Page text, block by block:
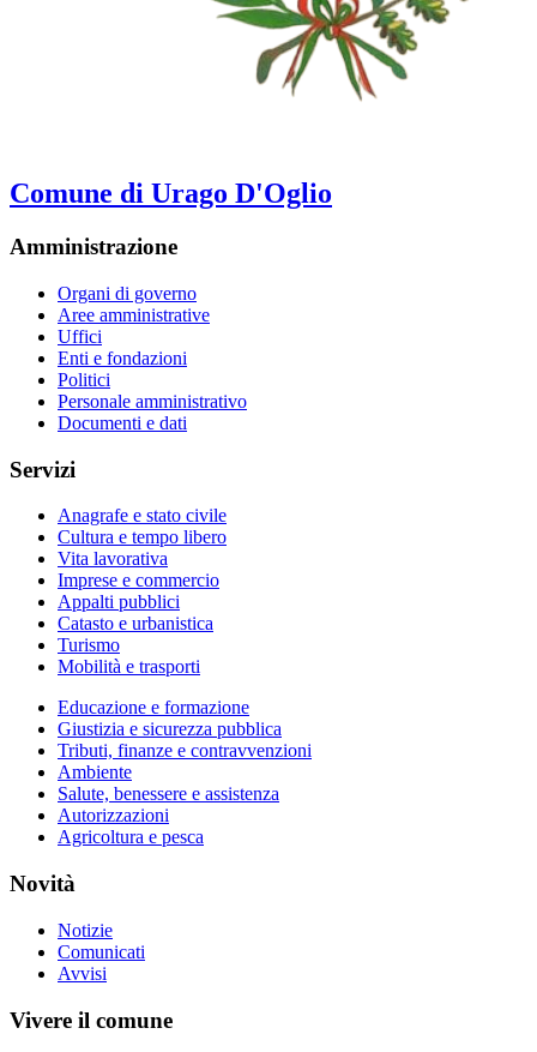
Comune di Urago D'Oglio
Amministrazione
Organi di governo
Aree amministrative
Uffici
Enti e fondazioni
Politici
Personale amministrativo
Documenti e dati
Servizi
Anagrafe e stato civile
Cultura e tempo libero
Vita lavorativa
Imprese e commercio
Appalti pubblici
Catasto e urbanistica
Turismo
Mobilità e trasporti
Educazione e formazione
Giustizia e sicurezza pubblica
Tributi, finanze e contravvenzioni
Ambiente
Salute, benessere e assistenza
Autorizzazioni
Agricoltura e pesca
Novità
Notizie
Comunicati
Avvisi
Vivere il comune